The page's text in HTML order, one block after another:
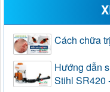
Cách chữa
Hướng dẫn
Stihl SR420